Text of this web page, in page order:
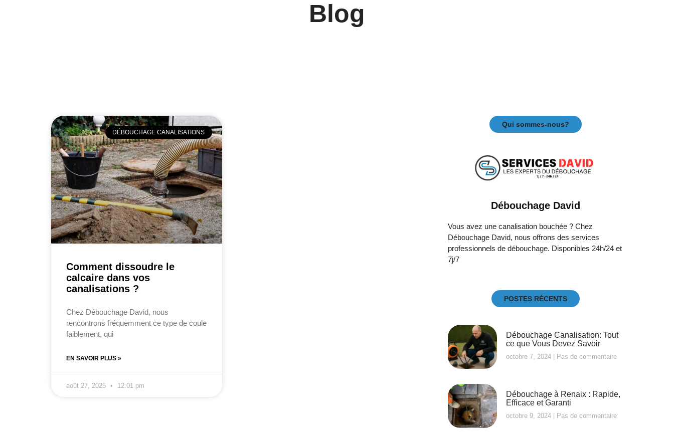
Blog
DÉBOUCHAGE CANALISATIONS
Comment dissoudre le
calcaire dans vos
canalisations ?
Chez Débouchage David, nous
rencontrons fréquemment ce type de coule
faiblement, qui
EN SAVOIR PLUS »
août 27, 2025 12:01 pm
Qui sommes-nous?
Débouchage David
Vous avez une canalisation bouchée ? Chez
Débouchage David, nous offrons des services
professionnels de débouchage. Disponibles 24h/24 et
7j/7
POSTES RÉCENTS
Débouchage Canalisation: Tout
ce que Vous Devez Savoir
octobre 7, 2024 Pas de commentaire
Débouchage à Renaix : Rapide,
Efficace et Garanti
octobre 9, 2024 Pas de commentaire